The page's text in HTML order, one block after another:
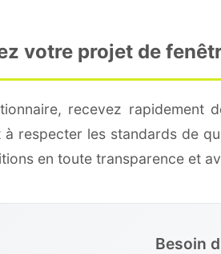
votre projet de
recevez
à respecter les standards de
en toute transparence et
Besoin